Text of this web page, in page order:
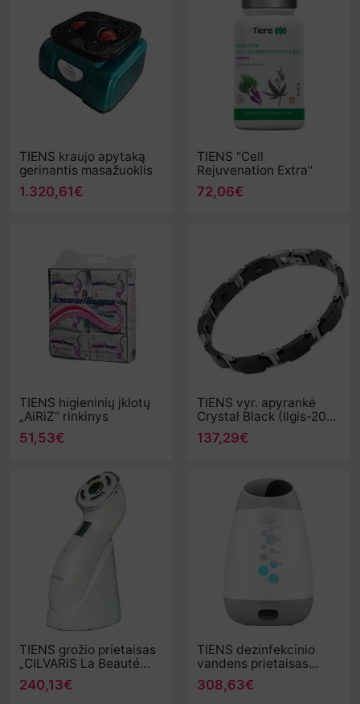
TIENS kraujo apytaką
gerinantis masažuoklis
1.320,61€
TIENS "Cell
Rejuvenation Extra"
72,06€
TIENS higieninių įklotų
„AiRiZ“ rinkinys
51,53€
TIENS vyr. apyrankė
Crystal Black (Ilgis-200
mm)
137,29€
TIENS grožio prietaisas
„CILVARIS La Beauté
Secrète“
240,13€
TIENS dezinfekcinio
vandens prietaisas
OLANSI
308,63€